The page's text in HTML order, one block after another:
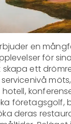
en
för
skapa ett
företagsgolf,
deras